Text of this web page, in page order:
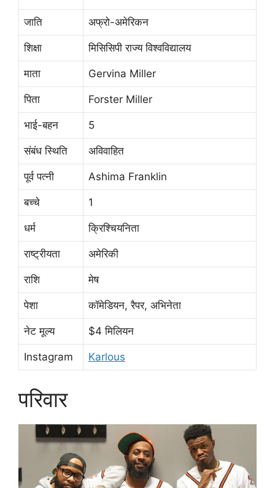
जाति अफ्रो-अमेरिकन
शिक्षा मिसिसिपी राज्य विश्वविद्यालय
माता Gervina Miller
पिता Forster Miller
भाई-बहन 5
संबंध स्थिति अविवाहित
पूर्व पत्नी Ashima Franklin
बच्चे 1
धर्म क्रिश्चियनिता
राष्ट्रीयता अमेरिकी
राशि मेष
पेशा कॉमेडियन, रैपर, अभिनेता
नेट मूल्य $4 मिलियन
Instagram Karlous
परिवार